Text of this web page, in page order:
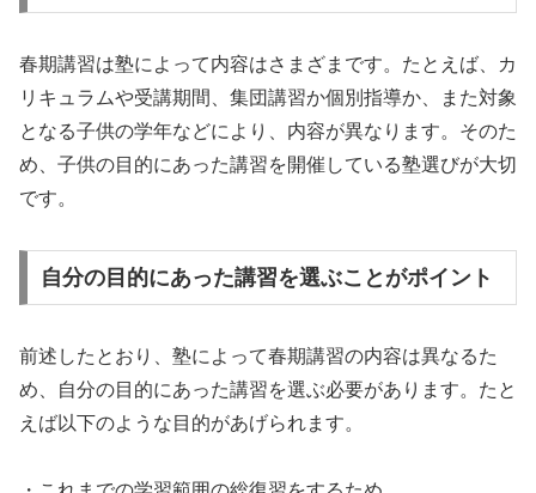
春期講習は塾によって内容はさまざまです。たとえば、カ
リキュラムや受講期間、集団講習か個別指導か、また対象
となる子供の学年などにより、内容が異なります。そのた
め、子供の目的にあった講習を開催している塾選びが大切
です。
自分の目的にあった講習を選ぶことがポイント
前述したとおり、塾によって春期講習の内容は異なるた
め、自分の目的にあった講習を選ぶ必要があります。たと
えば以下のような目的があげられます。